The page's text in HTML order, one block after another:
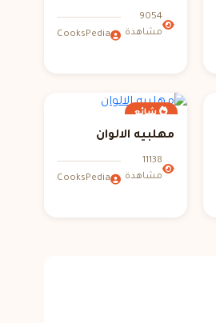
9054
مشاهدة
CooksPedia
شائع
مهلبيه الالوان
11138
مشاهدة
CooksPedia